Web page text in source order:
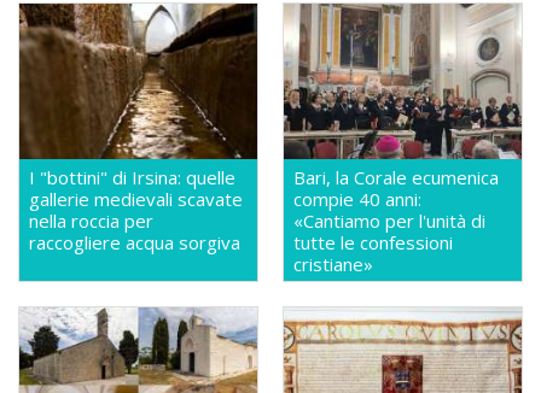
I "bottini" di Irsina: quelle
gallerie medievali scavate
nella roccia per
raccogliere acqua sorgiva
Bari, la Corale ecumenica
compie 40 anni:
«Cantiamo per l'unità di
tutte le confessioni
cristiane»